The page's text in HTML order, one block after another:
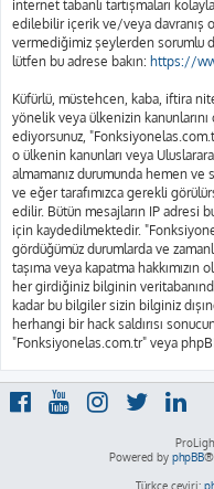
internet tabanlı tartışmaları
edilebilir içerik ve/veya davranış
vermediğimiz şeylerden sorumlu
lütfen bu adrese bakın: https://
Küfürlü, müstehcen, kaba, iftira
yönelik veya ülkenizin
ediyorsunuz,
o ülkenin kanunları veya
almamanız durumunda hemen ve
ve eğer tarafımızca gerekli
edilir. Bütün mesajların IP adresi
için kaydedilmektedir.
gördüğümüz durumlarda ve
taşıma veya kapatma hakkımızın
her girdiğiniz bilginin
kadar bu bilgiler sizin bilginiz
herhangi bir hack saldırısı
"Fonksiyonelas.com.tr" veya
Powered by phpBB®
Türkçe çeviri: